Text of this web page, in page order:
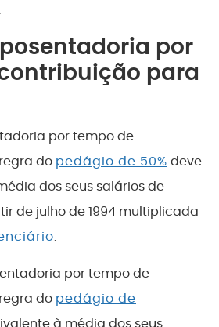
por
para
por tempo de
do pedágio de 50% deve
dos seus salários de
de julho de 1994 multiplicada
.
por tempo de
do pedágio de
à média dos seus